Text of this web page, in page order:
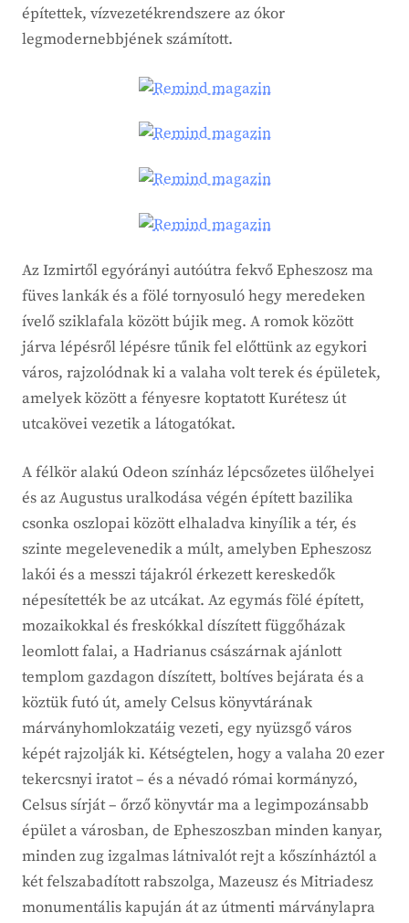
építettek, vízvezetékrendszere az ókor
legmodernebbjének számított.
Az Izmirtől egyórányi autóútra fekvő Epheszosz ma
füves lankák és a fölé tornyosuló hegy meredeken
ívelő sziklafala között bújik meg. A romok között
járva lépésről lépésre tűnik fel előttünk az egykori
város, rajzolódnak ki a valaha volt terek és épületek,
amelyek között a fényesre koptatott Kurétesz út
utcakövei vezetik a látogatókat.
A félkör alakú Odeon színház lépcsőzetes ülőhelyei
és az Augustus uralkodása végén épített bazilika
csonka oszlopai között elhaladva kinyílik a tér, és
szinte megelevenedik a múlt, amelyben Epheszosz
lakói és a messzi tájakról érkezett kereskedők
népesítették be az utcákat. Az egymás fölé épített,
mozaikokkal és freskókkal díszített függőházak
leomlott falai, a Hadrianus császárnak ajánlott
templom gazdagon díszített, boltíves bejárata és a
köztük futó út, amely Celsus könyvtárának
márványhomlokzatáig vezeti, egy nyüzsgő város
képét rajzolják ki. Kétségtelen, hogy a valaha 20 ezer
tekercsnyi iratot – és a névadó római kormányzó,
Celsus sírját – őrző könyvtár ma a legimpozánsabb
épület a városban, de Epheszoszban minden kanyar,
minden zug izgalmas látnivalót rejt a kőszínháztól a
két felszabadított rabszolga, Mazeusz és Mitriadesz
monumentális kapuján át az útmenti márványlapra